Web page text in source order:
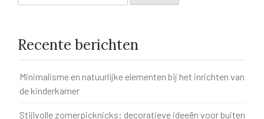
naar:
Recente berichten
Minimalisme en natuurlijke elementen bij het inrichten van
de kinderkamer
Stijlvolle zomerpicknicks: decoratieve ideeën voor buiten